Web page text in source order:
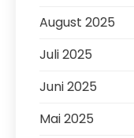
August 2025
Juli 2025
Juni 2025
Mai 2025